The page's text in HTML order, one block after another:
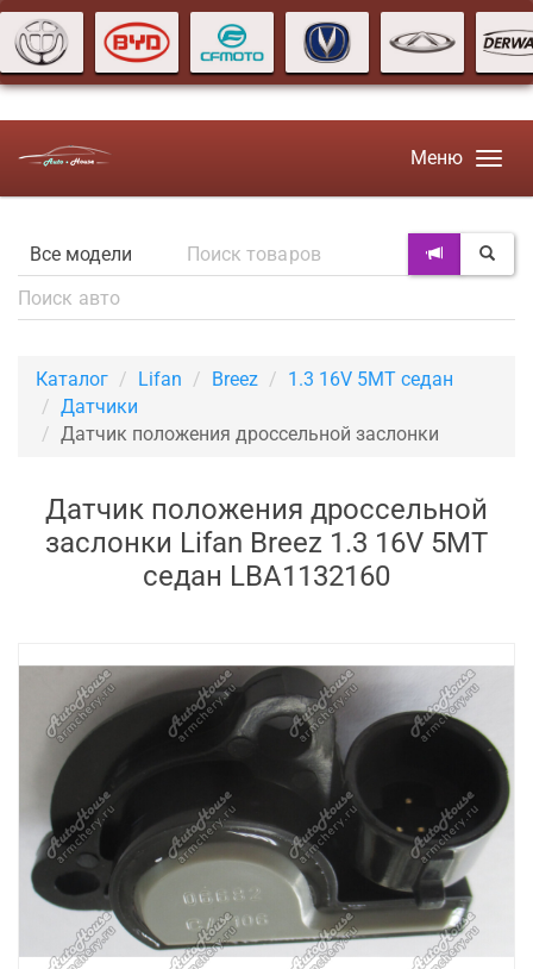
Меню
Каталог Lifan Breez
1.3 16V 5MT седан
Датчики
Датчик положения дроссельной заслонки
Датчик положения дроссельной
заслонки Lifan Breez 1.3 16V 5MT
седан LBA1132160